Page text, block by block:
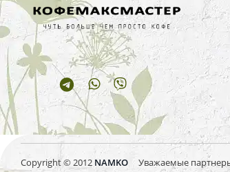
TelegramWhatsapp
Viber
Copyright © 2012 NAMKO Уважаемые